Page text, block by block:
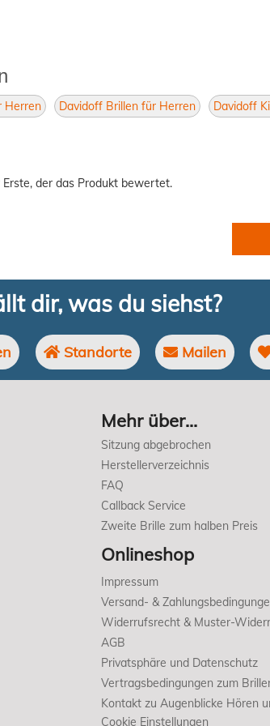
Herren Davidoff Brillen für Herren Davidoff
der das Produkt bewertet.
dir, was du siehst?
Standorte Mailen
Mehr über...
Sitzung abgebrochen
Herstellerverzeichnis
FAQ
Callback Service
Zweite Brille zum halben Preis
Onlineshop
Impressum
Versand- &
Widerrufsrecht & Muster-
AGB
Privatsphäre und Datenschutz
Vertragsbedingungen zum
Kontakt zu Augenblicke Hören
Cookie Einstellungen